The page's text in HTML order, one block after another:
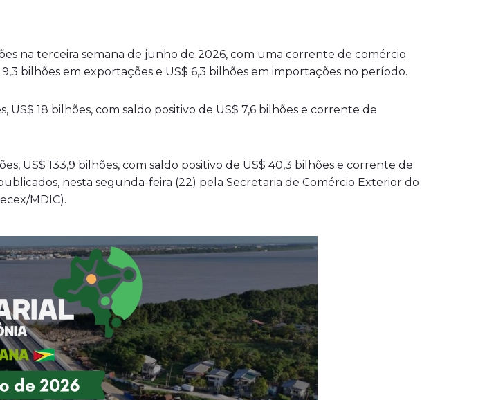
na terceira semana de junho de 2026, com uma corrente de comércio
bilhões em exportações e US$ 6,3 bilhões em importações no período.
US$ 18 bilhões, com saldo positivo de US$ 7,6 bilhões e corrente de
US$ 133,9 bilhões, com saldo positivo de US$ 40,3 bilhões e corrente de
nesta segunda-feira (22) pela Secretaria de Comércio Exterior do
MDIC).